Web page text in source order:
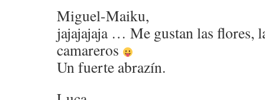
Miguel-Maiku,
jajajajaja … Me gustan las flores,
camareros
Un fuerte abrazín.